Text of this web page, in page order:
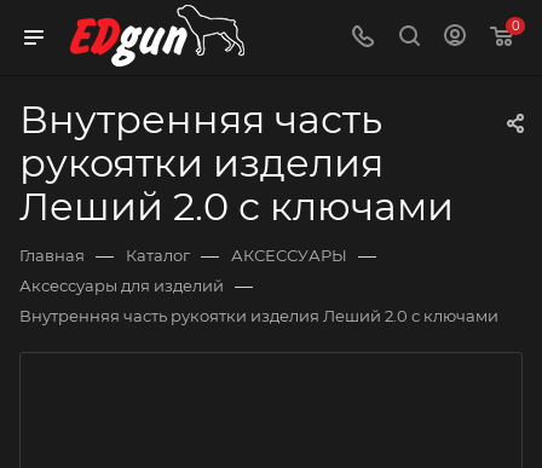
0
Внутренняя часть
рукоятки изделия
Леший 2.0 с ключами
Главная — Каталог — АКСЕССУАРЫ —
Аксессуары для изделий —
Внутренняя часть рукоятки изделия Леший 2.0 с ключами